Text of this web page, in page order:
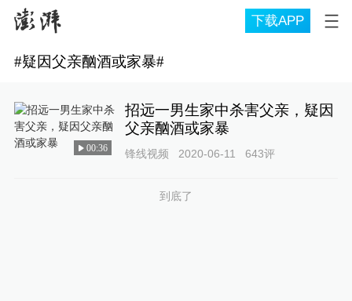
下载APP
#疑因父亲酗酒或家暴#
00:36
招远一男生家中杀害父亲，疑因
父亲酗酒或家暴
锋线视频 2020-06-11 643评
到底了